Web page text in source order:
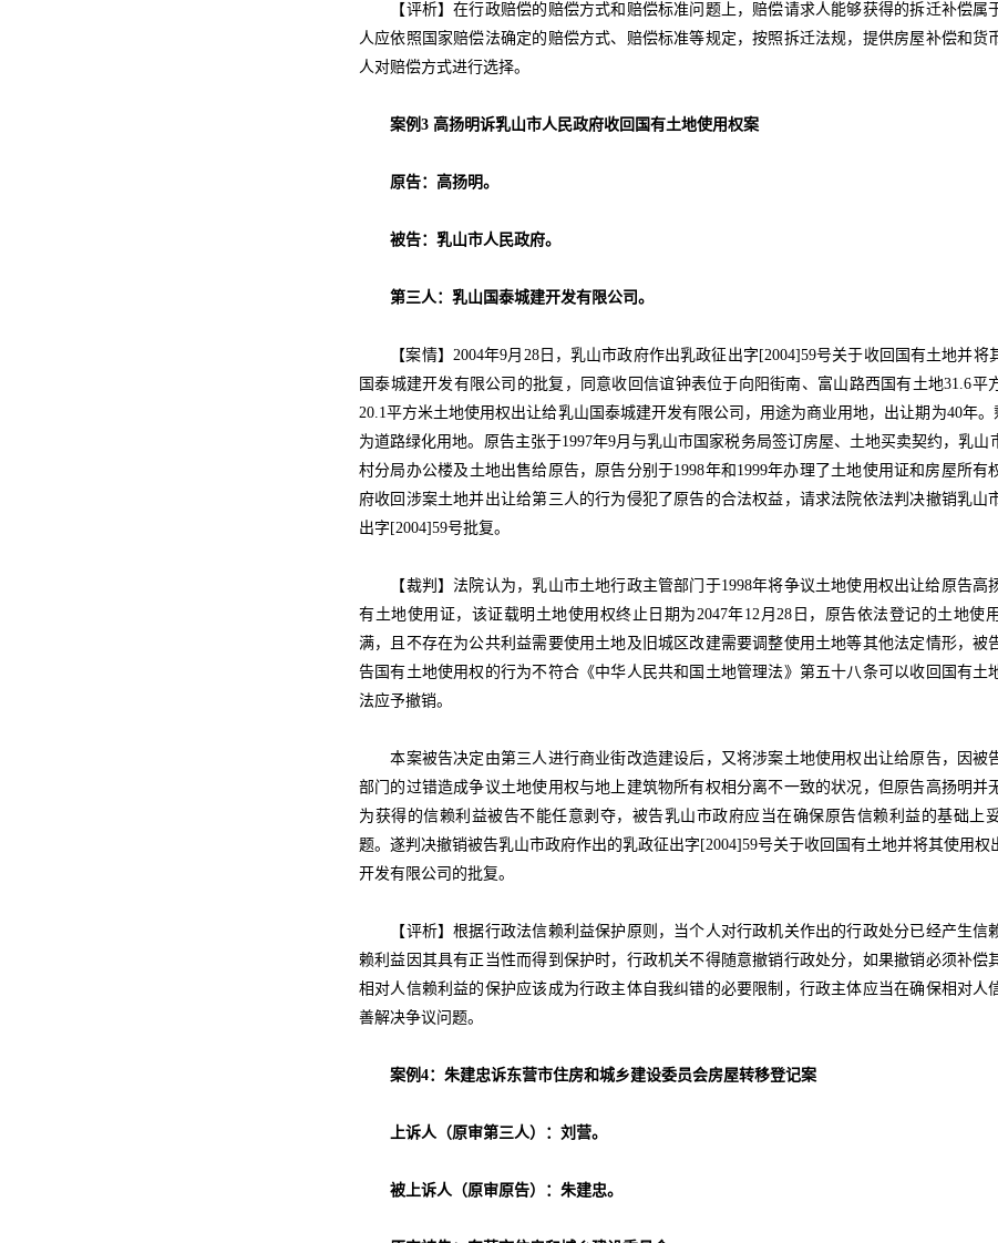
【评析】在行政赔偿的赔偿方式和赔偿标准问题上，赔偿请求人能够获得的拆迁补偿属
人应依照国家赔偿法确定的赔偿方式、赔偿标准等规定，按照拆迁法规，提供房屋补偿和货
人对赔偿方式进行选择。
案例3 高扬明诉乳山市人民政府收回国有土地使用权案
原告：高扬明。
被告：乳山市人民政府。
第三人：乳山国泰城建开发有限公司。
【案情】2004年9月28日，乳山市政府作出乳政征出字[2004]59号关于收回国有土地并将
国泰城建开发有限公司的批复，同意收回信谊钟表位于向阳街南、富山路西国有土地31.6平
20.1平方米土地使用权出让给乳山国泰城建开发有限公司，用途为商业用地，出让期为40年。
为道路绿化用地。原告主张于1997年9月与乳山市国家税务局签订房屋、土地买卖契约，乳山
村分局办公楼及土地出售给原告，原告分别于1998年和1999年办理了土地使用证和房屋所有
府收回涉案土地并出让给第三人的行为侵犯了原告的合法权益，请求法院依法判决撤销乳山
出字[2004]59号批复。
【裁判】法院认为，乳山市土地行政主管部门于1998年将争议土地使用权出让给原告高
有土地使用证，该证载明土地使用权终止日期为2047年12月28日，原告依法登记的土地使
满，且不存在为公共利益需要使用土地及旧城区改建需要调整使用土地等其他法定情形，被
告国有土地使用权的行为不符合《中华人民共和国土地管理法》第五十八条可以收回国有土
法应予撤销。
本案被告决定由第三人进行商业街改造建设后，又将涉案土地使用权出让给原告，因被
部门的过错造成争议土地使用权与地上建筑物所有权相分离不一致的状况，但原告高扬明并
为获得的信赖利益被告不能任意剥夺，被告乳山市政府应当在确保原告信赖利益的基础上
题。遂判决撤销被告乳山市政府作出的乳政征出字[2004]59号关于收回国有土地并将其使用权
开发有限公司的批复。
【评析】根据行政法信赖利益保护原则，当个人对行政机关作出的行政处分已经产生信
赖利益因其具有正当性而得到保护时，行政机关不得随意撤销行政处分，如果撤销必须补偿
相对人信赖利益的保护应该成为行政主体自我纠错的必要限制，行政主体应当在确保相对人
善解决争议问题。
案例4：朱建忠诉东营市住房和城乡建设委员会房屋转移登记案
上诉人（原审第三人）：刘营。
被上诉人（原审原告）：朱建忠。